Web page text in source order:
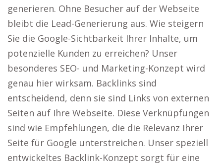
generieren. Ohne Besucher auf der Webseite
bleibt die Lead-Generierung aus. Wie steigern
Sie die Google-Sichtbarkeit Ihrer Inhalte, um
potenzielle Kunden zu erreichen? Unser
besonderes SEO- und Marketing-Konzept wird
genau hier wirksam. Backlinks sind
entscheidend, denn sie sind Links von externen
Seiten auf Ihre Webseite. Diese Verknüpfungen
sind wie Empfehlungen, die die Relevanz Ihrer
Seite für Google unterstreichen. Unser speziell
entwickeltes Backlink-Konzept sorgt für eine